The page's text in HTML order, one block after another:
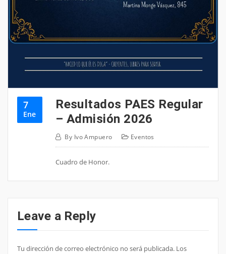
7
Ene
Resultados PAES Regular
– Admisión 2026
By Ivo Ampuero Eventos
Cuadro de Honor.
Leave a Reply
Tu dirección de correo electrónico no será publicada. Los